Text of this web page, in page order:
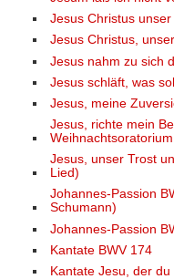
Jesus Christus
Jesus Christus,
Jesus nahm zu sich
Jesus schläft, was
Jesus, meine
Jesus, richte mein
Jesus, unser Trost
Lied)
Johannes-Passion
Schumann)
Johannes-Passion
Kantate BWV 174
Kantate Jesu, der